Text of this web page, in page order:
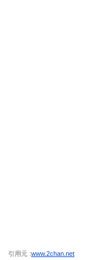
引用元 :www.2chan.net